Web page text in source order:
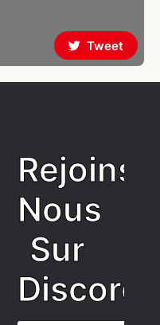
Tweet
Rejoins
Nous
Sur
Discord